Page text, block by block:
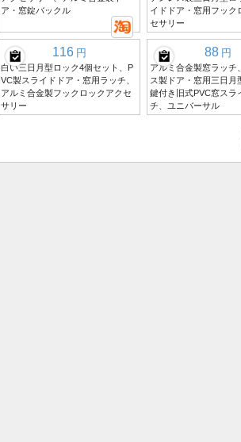
ア・窓錠バックル
イドドア・窓用フック
セサリー
116 円
白い三日月型ロック4個セット、P
VC製スライドドア・窓用ラッチ、
アルミ合金製フックロックアクセ
サリー
88 円
アルミ合金製窓ラッチ
ス製ドア・窓用三日月
鍵付き旧式PVC窓スラ
チ、ユニバーサル